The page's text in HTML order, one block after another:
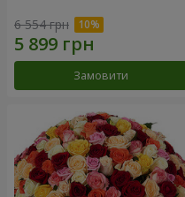
6 554 грн
Замовити